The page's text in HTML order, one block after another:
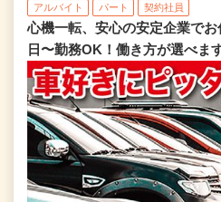
アルバイト パート 契約社員
心機一転、安心の安定企業で
日〜勤務OK！働き方が選べま